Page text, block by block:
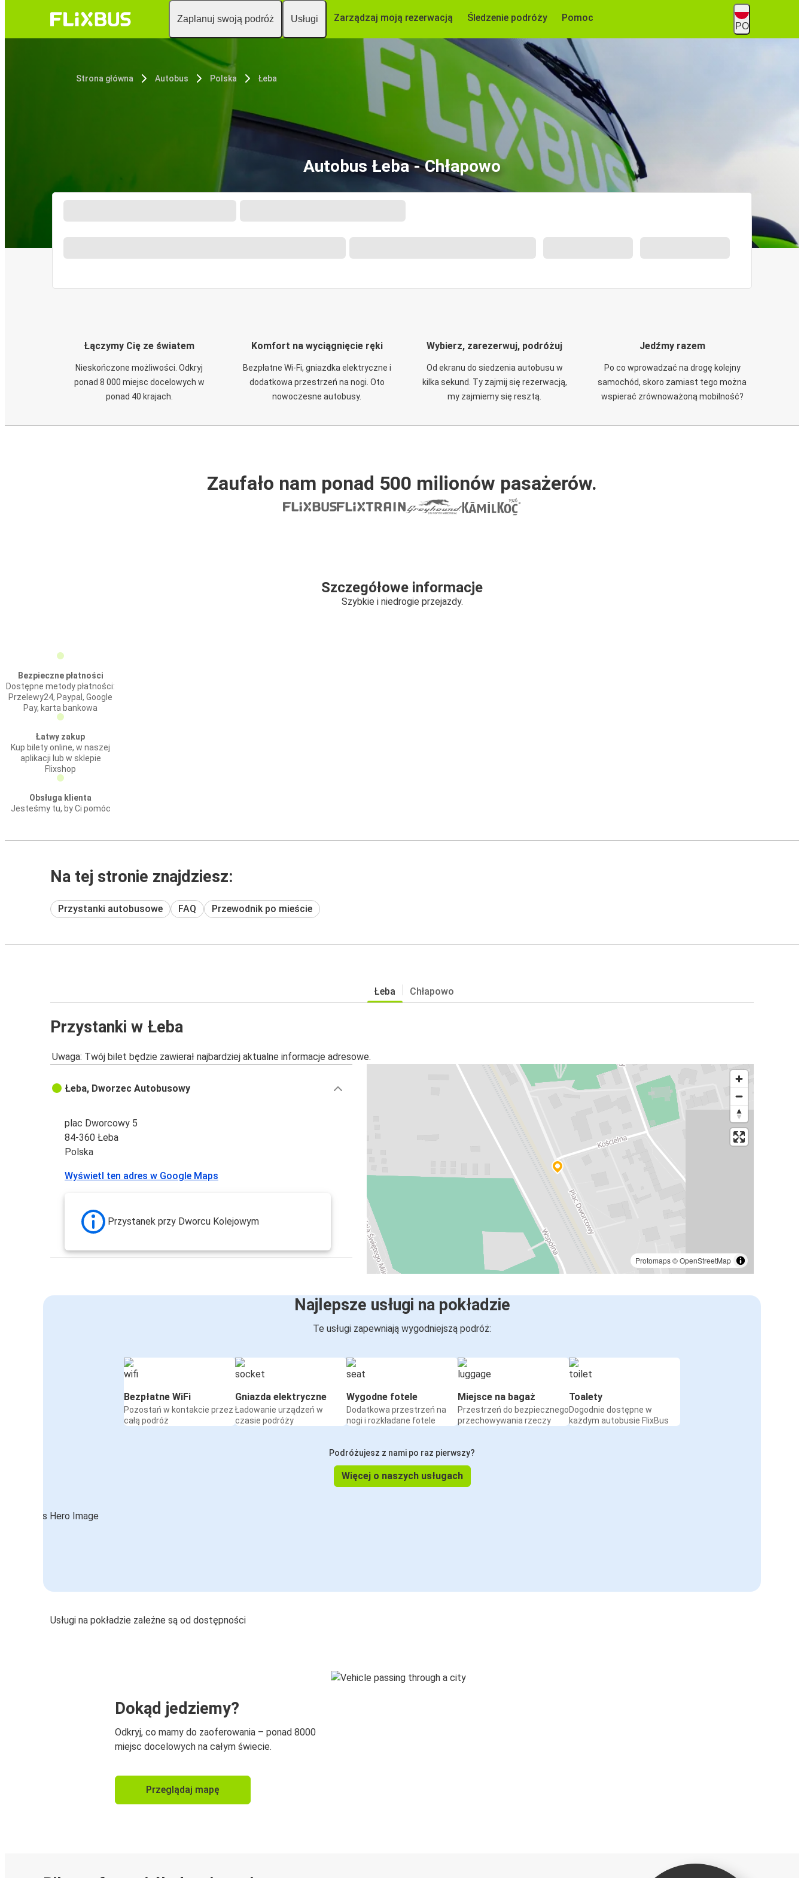
Zaplanuj swoją podróż Usługi Zarządzaj moją rezerwacją Śledzenie podróży Pomoc
PO
Strona główna Autobus Polska Łeba
Autobus Łeba - Chłapowo
Łączymy Cię ze światem
Nieskończone możliwości. Odkryj
ponad 8 000 miejsc docelowych w
ponad 40 krajach.
Komfort na wyciągnięcie ręki
Bezpłatne Wi-Fi, gniazdka elektryczne i
dodatkowa przestrzeń na nogi. Oto
nowoczesne autobusy.
Wybierz, zarezerwuj, podróżuj
Od ekranu do siedzenia autobusu w
kilka sekund. Ty zajmij się rezerwacją,
my zajmiemy się resztą.
Jedźmy razem
Po co wprowadzać na drogę kolejny
samochód, skoro zamiast tego można
wspierać zrównoważoną mobilność?
Zaufało nam ponad 500 milionów pasażerów.
Szczegółowe informacje
Szybkie i niedrogie przejazdy.
Bezpieczne płatności
Dostępne metody płatności:
Przelewy24, Paypal, Google
Pay, karta bankowa
Łatwy zakup
Kup bilety online, w naszej
aplikacji lub w sklepie
Flixshop
Obsługa klienta
Jesteśmy tu, by Ci pomóc
Na tej stronie znajdziesz:
Przystanki autobusowe FAQ Przewodnik po mieście
Łeba Chłapowo
Przystanki w Łeba
Uwaga: Twój bilet będzie zawierał najbardziej aktualne informacje adresowe.
Protomaps©OpenStreetMap
Łeba, Dworzec Autobusowy
plac Dworcowy 5
84-360 Łeba
Polska
Wyświetl ten adres w Google Maps
Przystanek przy Dworcu Kolejowym
Najlepsze usługi na pokładzie
Te usługi zapewniają wygodniejszą podróż:
Bezpłatne WiFi
Pozostań w kontakcie przez
całą podróż
Gniazda elektryczne
Ładowanie urządzeń w
czasie podróży
Wygodne fotele
Dodatkowa przestrzeń na
nogi i rozkładane fotele
Miejsce na bagaż
Przestrzeń do bezpiecznego
przechowywania rzeczy
Toalety
Dogodnie dostępne w
każdym autobusie FlixBus
Podróżujesz z nami po raz pierwszy?
Więcej o naszych usługach
Usługi na pokładzie zależne są od dostępności
Dokąd jedziemy?
Odkryj, co mamy do zaoferowania – ponad 8000
miejsc docelowych na całym świecie.
Przeglądaj mapę